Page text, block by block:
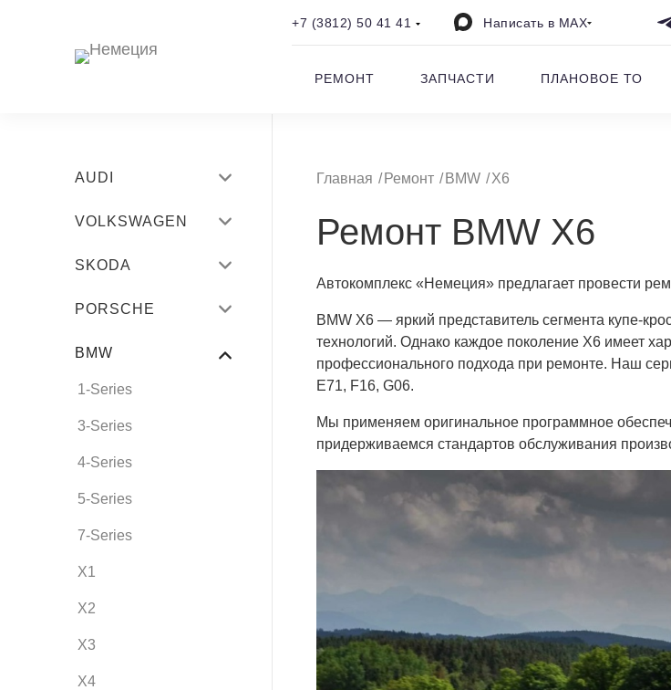
+7 (3812) 50 41 41 Написать в MAX
РЕМОНТ ЗАПЧАСТИ ПЛАНОВОЕ ТО
AUDI
Q5
A8
A7
A6
A5
TT
VOLKSWAGEN
Polo
SKODA
Octavia
PORSCHE
911
Cayenne Coupe
Cayman
Boxster
Macan
Panamera
Taycan
Cayenne
BMW
1-Series
3-Series
4-Series
5-Series
7-Series
X1
X2
X3
X4
Главная Ремонт BMW X6
Ремонт BMW X6
Автокомплекс «Немеция» предлагает провести
BMW X6 — яркий представитель сегмента купе-
технологий. Однако каждое поколение X6 имеет
профессионального подхода при ремонте. Наш
E71, F16, G06.
Мы применяем оригинальное программное
придерживаемся стандартов обслуживания